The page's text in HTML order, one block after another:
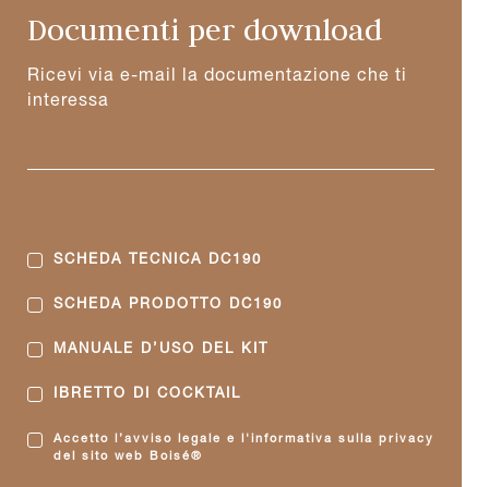
Documenti per download
Ricevi via e-mail la documentazione che ti
interessa
SCHEDA TECNICA DC190
SCHEDA PRODOTTO DC190
MANUALE D’USO DEL KIT
IBRETTO DI COCKTAIL
Accetto l’avviso legale e l'informativa sulla privacy
del sito web Boisé®